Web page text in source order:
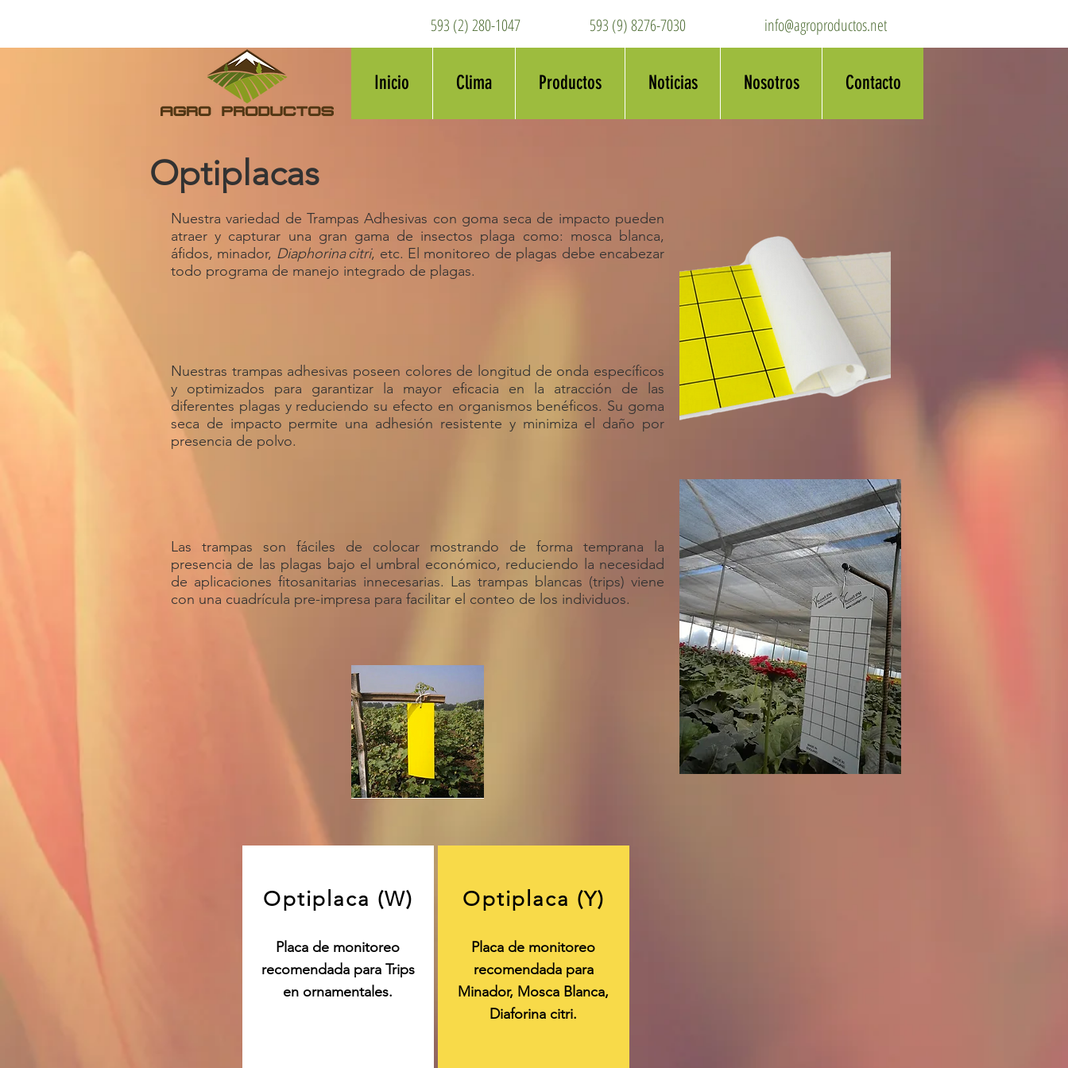
Inicio Clima Productos Noticias Nosotros Contacto
Optiplacas
Nuestra variedad de Trampas Adhesivas con goma seca de impacto pueden
atraer y capturar una gran gama de insectos plaga como: mosca blanca,
áfidos, minador, Diaphorina citri, etc. El monitoreo de plagas debe encabezar
todo programa de manejo integrado de plagas.
Nuestras trampas adhesivas poseen colores de longitud de onda específicos
y optimizados para garantizar la mayor eficacia en la atracción de las
diferentes plagas y reduciendo su efecto en organismos benéficos. Su goma
seca de impacto permite una adhesión resistente y minimiza el daño por
presencia de polvo.
Las trampas son fáciles de colocar mostrando de forma temprana la
presencia de las plagas bajo el umbral económico, reduciendo la necesidad
de aplicaciones fitosanitarias innecesarias. Las trampas blancas (trips) viene
con una cuadrícula pre-impresa para facilitar el conteo de los individuos.
Optiplaca (W)
Placa de monitoreo
recomendada para Trips
en ornamentales.
Optiplaca (Y)
Placa de monitoreo
recomendada para
Minador, Mosca Blanca,
Diaforina citri.
593 (2) 280-1047 593 (9) 8276-7030 info@agroproductos.net